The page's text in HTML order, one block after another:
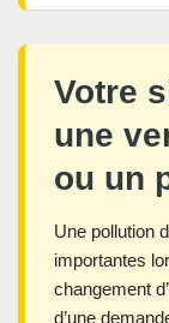
Votre
une
ou un
Une pollution
importantes
changement
d’une